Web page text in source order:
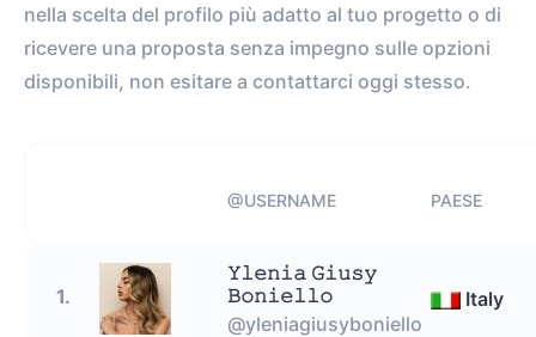
nella scelta del profilo più adatto al tuo progetto o di
ricevere una proposta senza impegno sulle opzioni
disponibili, non esitare a contattarci oggi stesso.
@USERNAME PAESE
1.
𝚈𝚕𝚎𝚗𝚒𝚊 𝙶𝚒𝚞𝚜𝚢
𝙱𝚘𝚗𝚒𝚎𝚕𝚕𝚘
@yleniagiusyboniello
Italy